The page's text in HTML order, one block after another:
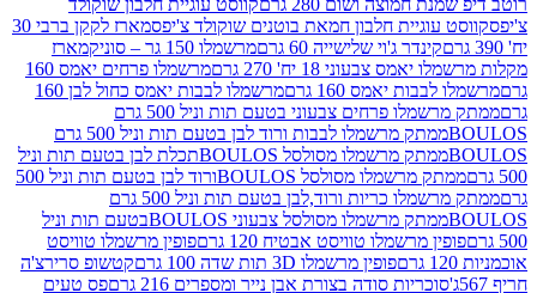
חמוצה ושום 280 גרם
קווסט עוגיית חלבון שוקולד
עוגיית חלבון חמאת בוטנים שוקולד צ'יפס
מארז לקקן ברבי 30
קינדר ג'וי שלישייה 60 גרם
מרשמלו 150 גר – סוניק
מארז
צבעוני 18 יח' 270 גרם
מרשמלו פרחים יאמס 160
יאמס 160 גרם
מרשמלו לבבות יאמס כחול לבן 160
ממתק מרשמלו פרחים צבעוני בטעם תות וניל 500 גרם
ממתק מרשמלו לבבות ורוד לבן בטעם תות וניל 500 גרם
ממתק מרשמלו מסולסל BOULOSתכלת לבן בטעם תות וניל
ממתק מרשמלו מסולסל BOULOSורוד לבן בטעם תות וניל 500
ממתק מרשמלו כריות ורוד,לבן בטעם תות וניל 500 גרם
ממתק מרשמלו מסולסל צבעוני BOULOSבטעם תות וניל
מרשמלו טוויסט אבטיח 120 גרם
פופין מרשמלו טוויסט
פופין מרשמלו 3D תות שדה 100 גרם
קטשופ סרירצ'ה
סוכריות סודה בצורת אבן נייר ומספרים 216 גרם
פס טעים